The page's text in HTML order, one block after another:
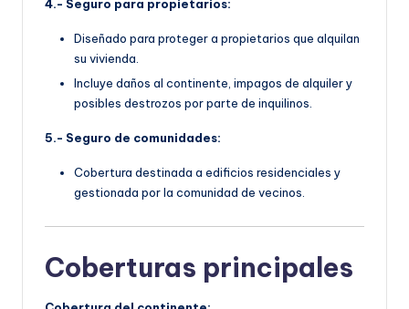
4.- Seguro para propietarios:
Diseñado para proteger a propietarios que alquilan
su vivienda.
Incluye daños al continente, impagos de alquiler y
posibles destrozos por parte de inquilinos.
5.- Seguro de comunidades:
Cobertura destinada a edificios residenciales y
gestionada por la comunidad de vecinos.
Coberturas principales